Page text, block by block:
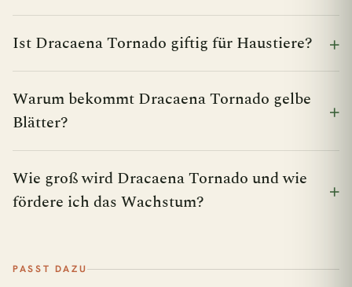
Ist Dracaena Tornado giftig für Haustiere?
Warum bekommt Dracaena Tornado gelbe
Blätter?
Wie groß wird Dracaena Tornado und wie
fördere ich das Wachstum?
PASST DAZU